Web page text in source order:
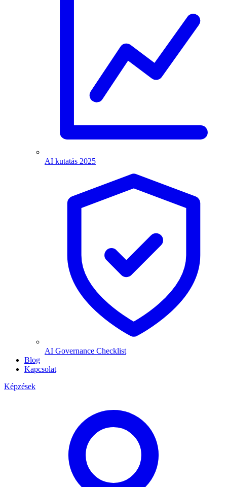
AI kutatás 2025
AI Governance Checklist
Blog
Kapcsolat
Képzések